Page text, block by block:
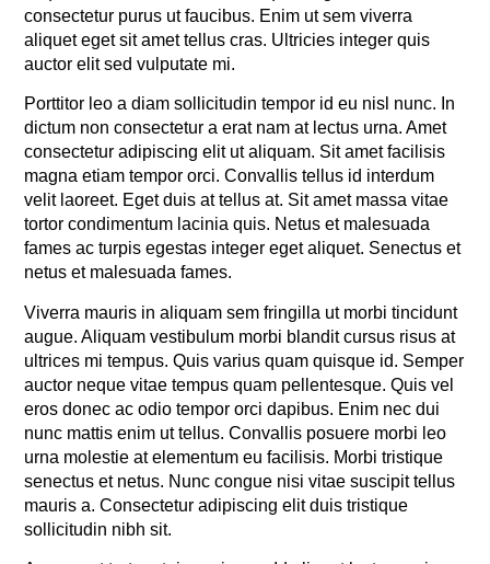
consectetur purus ut faucibus. Enim ut sem viverra
aliquet eget sit amet tellus cras. Ultricies integer quis
auctor elit sed vulputate mi.
Porttitor leo a diam sollicitudin tempor id eu nisl nunc. In
dictum non consectetur a erat nam at lectus urna. Amet
consectetur adipiscing elit ut aliquam. Sit amet facilisis
magna etiam tempor orci. Convallis tellus id interdum
velit laoreet. Eget duis at tellus at. Sit amet massa vitae
tortor condimentum lacinia quis. Netus et malesuada
fames ac turpis egestas integer eget aliquet. Senectus et
netus et malesuada fames.
Viverra mauris in aliquam sem fringilla ut morbi tincidunt
augue. Aliquam vestibulum morbi blandit cursus risus at
ultrices mi tempus. Quis varius quam quisque id. Semper
auctor neque vitae tempus quam pellentesque. Quis vel
eros donec ac odio tempor orci dapibus. Enim nec dui
nunc mattis enim ut tellus. Convallis posuere morbi leo
urna molestie at elementum eu facilisis. Morbi tristique
senectus et netus. Nunc congue nisi vitae suscipit tellus
mauris a. Consectetur adipiscing elit duis tristique
sollicitudin nibh sit.